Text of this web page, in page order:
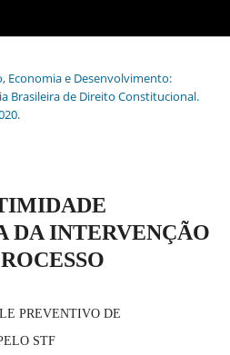
Economia e Desenvolvimento:
Brasileira de Direito Constitucional.
DA INTERVENÇÃO
PREVENTIVO DE
STF